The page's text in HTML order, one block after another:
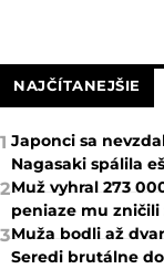
NAJČÍTANEJŠIE
1 Japonci sa
Nagasaki spálila
2Muž vyhral 273
peniaze mu zničili
3Muža bodli až
Seredi brutálne